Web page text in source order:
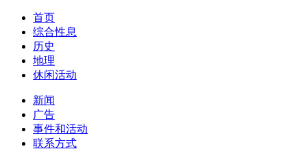
首页
综合性息
历史
地理
休闲活动
新闻
广告
事件和活动
联系方式